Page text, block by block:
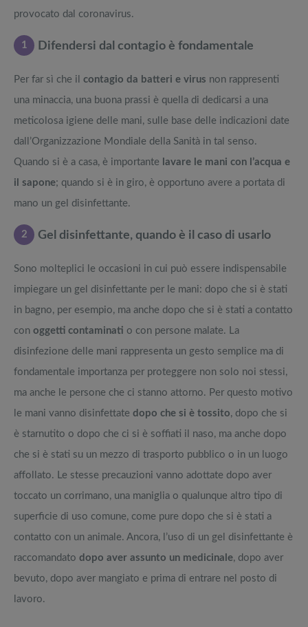
provocato dal coronavirus.
1 Difendersi dal contagio è fondamentale
Per far sì che il contagio da batteri e virus non rappresenti
una minaccia, una buona prassi è quella di dedicarsi a una
meticolosa igiene delle mani, sulle base delle indicazioni date
dall’Organizzazione Mondiale della Sanità in tal senso.
Quando si è a casa, è importante lavare le mani con l’acqua e
il sapone; quando si è in giro, è opportuno avere a portata di
mano un gel disinfettante.
2 Gel disinfettante, quando è il caso di usarlo
Sono molteplici le occasioni in cui può essere indispensabile
impiegare un gel disinfettante per le mani: dopo che si è stati
in bagno, per esempio, ma anche dopo che si è stati a contatto
con oggetti contaminati o con persone malate. La
disinfezione delle mani rappresenta un gesto semplice ma di
fondamentale importanza per proteggere non solo noi stessi,
ma anche le persone che ci stanno attorno. Per questo motivo
le mani vanno disinfettate dopo che si è tossito, dopo che si
è starnutito o dopo che ci si è soffiati il naso, ma anche dopo
che si è stati su un mezzo di trasporto pubblico o in un luogo
affollato. Le stesse precauzioni vanno adottate dopo aver
toccato un corrimano, una maniglia o qualunque altro tipo di
superficie di uso comune, come pure dopo che si è stati a
contatto con un animale. Ancora, l’uso di un gel disinfettante è
raccomandato dopo aver assunto un medicinale, dopo aver
bevuto, dopo aver mangiato e prima di entrare nel posto di
lavoro.